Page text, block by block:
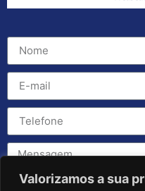
Valorizamos a sua